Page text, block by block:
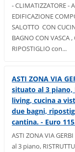
- CLIMATIZZATORE -
EDIFICAZIONE
SALOTTO CON
BAGNO CON VASCA
RIPOSTIGLIO con...
ASTI ZONA VIA
situato al 3 piano,
living, cucina a
due bagni,
cantina. - Euro
ASTI ZONA VIA
al 3 piano,